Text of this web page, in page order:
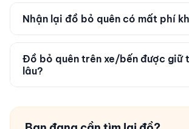
Liên hệ ngay nhà xe theo số điện
vì đồ để quên trên xe thường do nhà
đồng thời báo tổng đài bến để
Nhận lại đồ bỏ quên có mất phí
Hiện chưa có quy định công bố về
Nên hỏi rõ khi gọi tổng đài hoặc
nhà xe.
Đồ bỏ quên trên xe/bến được giữ
lâu?
nhà xe/tổ bảo vệ thường giữ vài
tuần tùy giá trị món đồ. Nên liên hệ